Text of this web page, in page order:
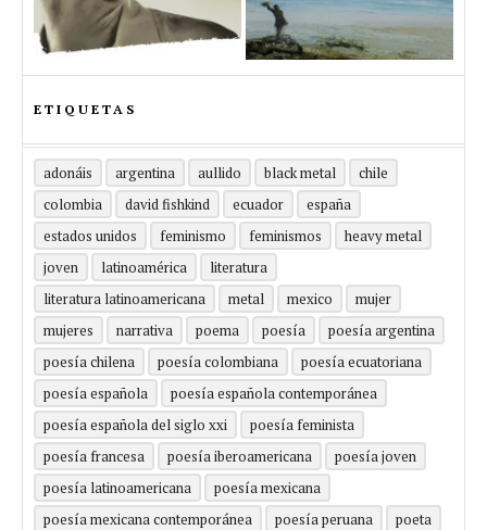
ETIQUETAS
adonáis argentina aullido black metal
chile
colombia
david fishkind ecuador
españa
estados unidos
feminismo feminismos
heavy metal
joven
latinoamérica
literatura
literatura latinoamericana
metal mexico
mujer
mujeres
narrativa poema poesía
poesía argentina
poesía chilena
poesía colombiana
poesía ecuatoriana
poesía española
poesía española contemporánea
poesía española del siglo xxi
poesía feminista
poesía francesa
poesía iberoamericana
poesía joven
poesía latinoamericana
poesía mexicana
poesía mexicana contemporánea
poesía peruana
poeta